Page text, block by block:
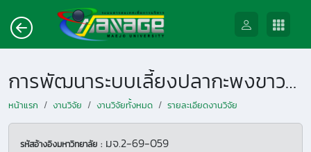
การพัฒนาระบบเลี้ยงปลากะพงขาวคุณภาพสูงด้วยระบบน้ำหมุนเวียนในโรงเรือนควบคุมอุณหภูมิเพื่อรองรับการเปลี่ยนแปลงสภาพอากาศ
หน้าแรก งานวิจัย งานวิจัยทั้งหมด รายละเอียดงานวิจัย
รหัสอ้างอิงมหาวิทยาลัย : มจ.2-69-059